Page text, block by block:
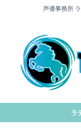
声優事務所
ラ